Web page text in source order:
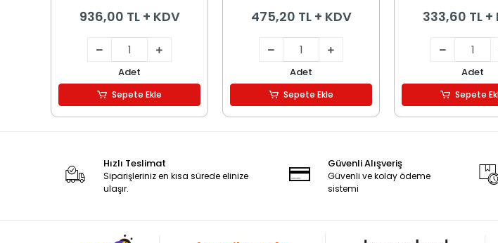
936,00 TL + KDV
Adet
Sepete Ekle
475,20 TL + KDV
Adet
Sepete Ekle
333,60 TL +
Adet
Sepete
Hızlı Teslimat
Siparişleriniz en kısa sürede elinize
ulaşır.
Güvenli Alışveriş
Güvenli ve kolay ödeme
sistemi